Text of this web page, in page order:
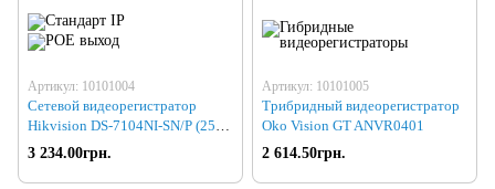
Артикул: 10101004
Сетевой видеорегистратор
Hikvision DS-7104NI-SN/P (25-
40)
3 234.00грн.
Артикул: 10101005
Трибридный видеорегистратор
Oko Vision GT ANVR0401
2 614.50грн.